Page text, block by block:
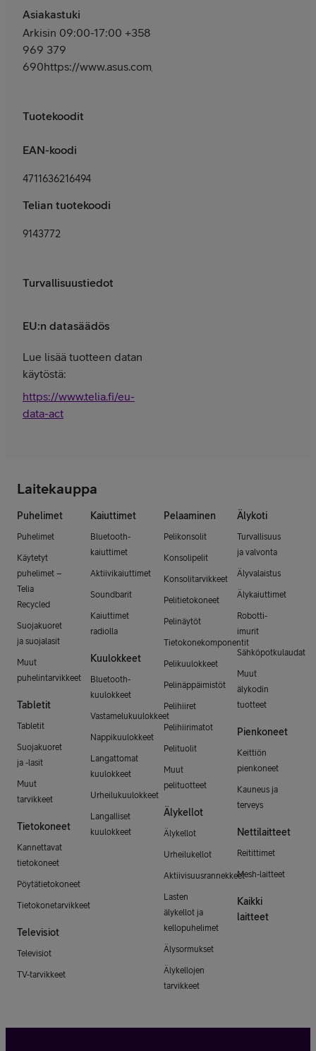
Asiakastuki
Arkisin 09:00-17:00 +358
969 379
690https://www.asus.com/fi/support/
Tuotekoodit
EAN-koodi
4711636216494
Telian tuotekoodi
9143772
Turvallisuustiedot
EU:n datasäädös
Lue lisää tuotteen datan
käytöstä:
https://www.telia.fi/eu-
data-act
Laitekauppa
Puhelimet
Puhelimet
Käytetyt
puhelimet –
Telia
Recycled
Suojakuoret
ja suojalasit
Muut
puhelintarvikkeet
Tabletit
Tabletit
Suojakuoret
ja -lasit
Muut
tarvikkeet
Tietokoneet
Kannettavat
tietokoneet
Pöytätietokoneet
Tietokonetarvikkeet
Televisiot
Televisiot
TV-tarvikkeet
Kaiuttimet
Bluetooth-
kaiuttimet
Aktiivikaiuttimet
Soundbarit
Kaiuttimet
radiolla
Kuulokkeet
Bluetooth-
kuulokkeet
Vastamelukuulokkeet
Nappikuulokkeet
Langattomat
kuulokkeet
Urheilukuulokkeet
Langalliset
kuulokkeet
Pelaaminen
Pelikonsolit
Konsolipelit
Konsolitarvikkeet
Pelitietokoneet
Pelinäytöt
Tietokonekomponentit
Pelikuulokkeet
Pelinäppäimistöt
Pelihiiret
Pelihiirimatot
Pelituolit
Muut
pelituotteet
Älykellot
Älykellot
Urheilukellot
Aktiivisuusrannekkeet
Lasten
älykellot ja
kellopuhelimet
Älysormukset
Älykellojen
tarvikkeet
Älykoti
Turvallisuus
ja valvonta
Älyvalaistus
Älykaiuttimet
Robotti-
imurit
Sähköpotkulaudat
Muut
älykodin
tuotteet
Pienkoneet
Keittiön
pienkoneet
Kauneus ja
terveys
Nettilaitteet
Reitittimet
Mesh-laitteet
Kaikki
laitteet